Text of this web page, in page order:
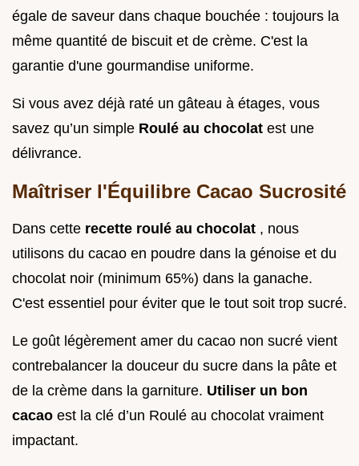
égale de saveur dans chaque bouchée : toujours la
même quantité de biscuit et de crème. C'est la
garantie d'une gourmandise uniforme.
Si vous avez déjà raté un gâteau à étages, vous
savez qu’un simple Roulé au chocolat est une
délivrance.
Maîtriser l'Équilibre Cacao Sucrosité
Dans cette recette roulé au chocolat , nous
utilisons du cacao en poudre dans la génoise et du
chocolat noir (minimum 65%) dans la ganache.
C'est essentiel pour éviter que le tout soit trop sucré.
Le goût légèrement amer du cacao non sucré vient
contrebalancer la douceur du sucre dans la pâte et
de la crème dans la garniture. Utiliser un bon
cacao est la clé d’un Roulé au chocolat vraiment
impactant.